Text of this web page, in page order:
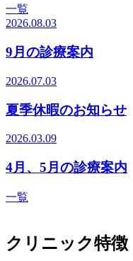
一覧
2026.08.03
9月の診療案内
2026.07.03
夏季休暇のお知らせ
2026.03.09
4月、5月の診療案内
一覧
クリニック特徴